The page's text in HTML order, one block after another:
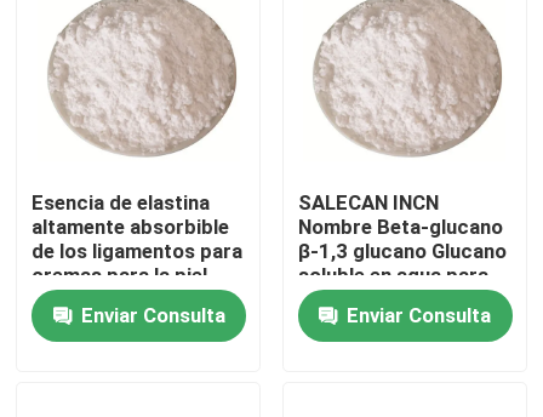
Viaje de la fábrica
Control de calidad
Pida una cita
Monómero del Polyimide
Esencia de elastina
altamente absorbible
de los ligamentos para
cremas para la piel
que restauran la
elasticidadEnviar Consulta
SALECAN INCN
Nombre Beta-glucano
β-1,3 glucano Glucano
soluble en agua para
cosméticos
Enviar Consulta